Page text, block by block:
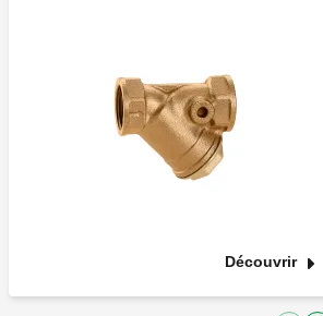
Découvrir